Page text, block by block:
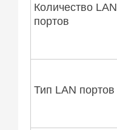
Количество LAN
портов
Тип LAN портов